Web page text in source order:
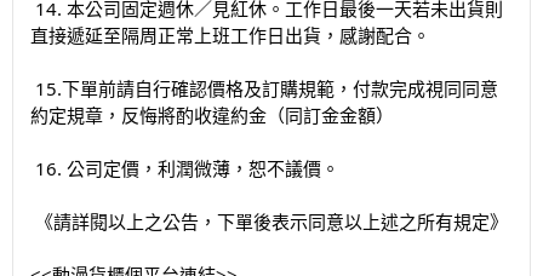
14. 本公司固定週休／見紅休。工作日最後一天若未出貨則
直接遞延至隔周正常上班工作日出貨，感謝配合。
15.下單前請自行確認價格及訂購規範，付款完成視同同意
約定規章，反悔將酌收違約金（同訂金金額）
16. 公司定價，利潤微薄，恕不議價。
《請詳閱以上之公告，下單後表示同意以上述之所有規定》